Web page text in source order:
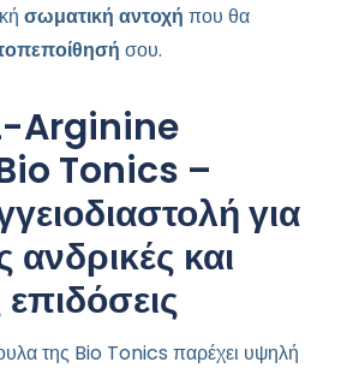
σωματική αντοχή που θα
σου.
Arginine
Tonics –
για
ανδρικές και
της Bio Tonics παρέχει υψηλή